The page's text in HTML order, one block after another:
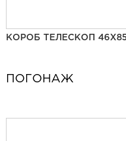
КОРОБ ТЕЛЕСКОП
ПОГОНАЖ